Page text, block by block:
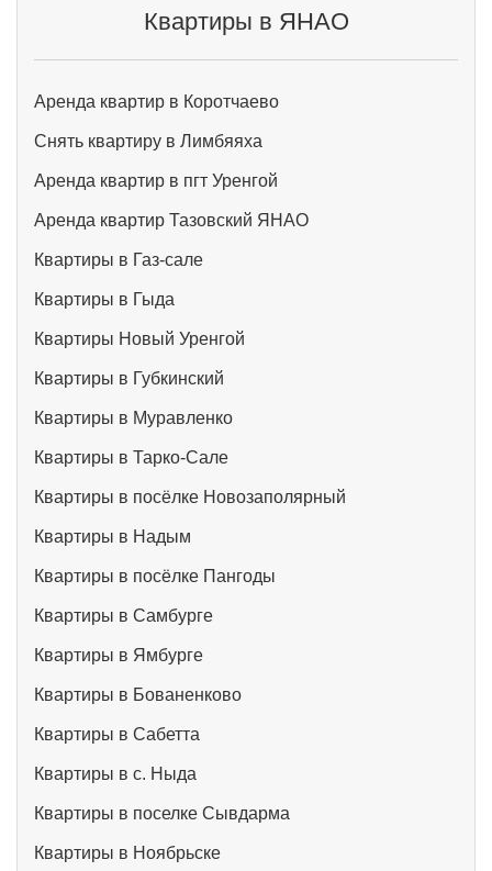
Квартиры в ЯНАО
Аренда квартир в Коротчаево
Снять квартиру в Лимбяяха
Аренда квартир в пгт Уренгой
Аренда квартир Тазовский ЯНАО
Квартиры в Газ-сале
Квартиры в Гыда
Квартиры Новый Уренгой
Квартиры в Губкинский
Квартиры в Муравленко
Квартиры в Тарко-Сале
Квартиры в посёлке Новозаполярный
Квартиры в Надым
Квартиры в посёлке Пангоды
Квартиры в Самбурге
Квартиры в Ямбурге
Квартиры в Бованенково
Квартиры в Сабетта
Квартиры в с. Ныда
Квартиры в поселке Сывдарма
Квартиры в Ноябрьске